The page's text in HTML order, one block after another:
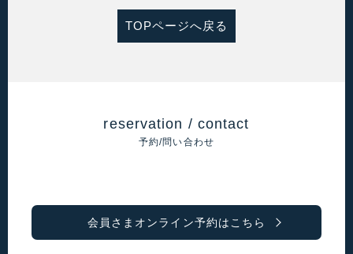
TOPページへ戻る
reservation / contact
予約/問い合わせ
会員さまオンライン予約はこちら